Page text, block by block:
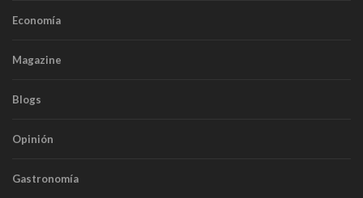
Economía
Magazine
Blogs
Opinión
Gastronomía